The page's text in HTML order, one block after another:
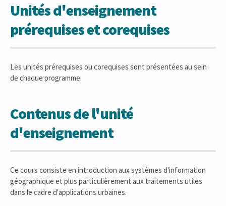
Unités d'enseignement
prérequises et corequises
Les unités prérequises ou corequises sont présentées au sein
de chaque programme
Contenus de l'unité
d'enseignement
Ce cours consiste en introduction aux systèmes d'information
géographique et plus particulièrement aux traitements utiles
dans le cadre d'applications urbaines.